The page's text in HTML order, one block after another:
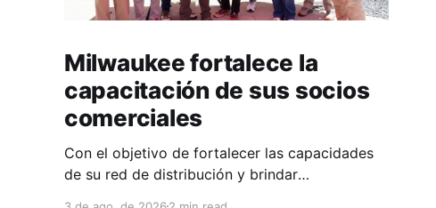
Milwaukee fortalece la
capacitación de sus socios
comerciales
Con el objetivo de fortalecer las capacidades
de su red de distribución y brindar